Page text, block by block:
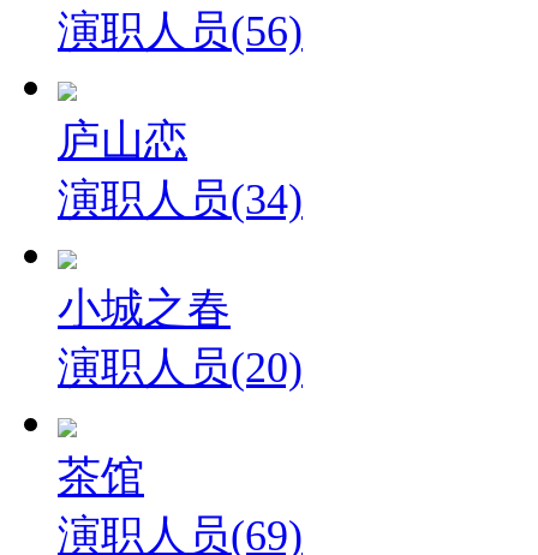
演职人员(56)
庐山恋
演职人员(34)
小城之春
演职人员(20)
茶馆
演职人员(69)